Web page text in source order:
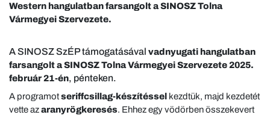
Western hangulatban farsangolt a SINOSZ Tolna
Vármegyei Szervezete.
A SINOSZ SzÉP támogatásával vadnyugati hangulatban
farsangolt a SINOSZ Tolna Vármegyei Szervezete 2025.
február 21-én, pénteken.
A programotseriffcsillag-készítéssel kezdtük, majd kezdetét
vette azaranyrögkeresés. Ehhez egy vödörben összekevert